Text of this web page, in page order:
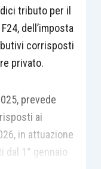
tributo per il
dell’imposta
corrisposti
privato.
prevede
ai
in attuazione
1° gennaio